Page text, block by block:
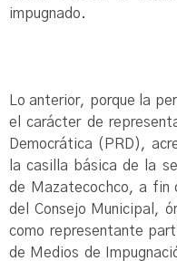
impugnado.
Lo anterior, porque la
el carácter de
Democrática (PRD),
la casilla básica de la
de Mazatecochco, a fin
del Consejo Municipal,
como representante
de Medios de